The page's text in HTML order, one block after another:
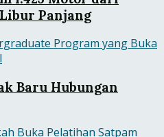
Panjang
Baru Hubungan